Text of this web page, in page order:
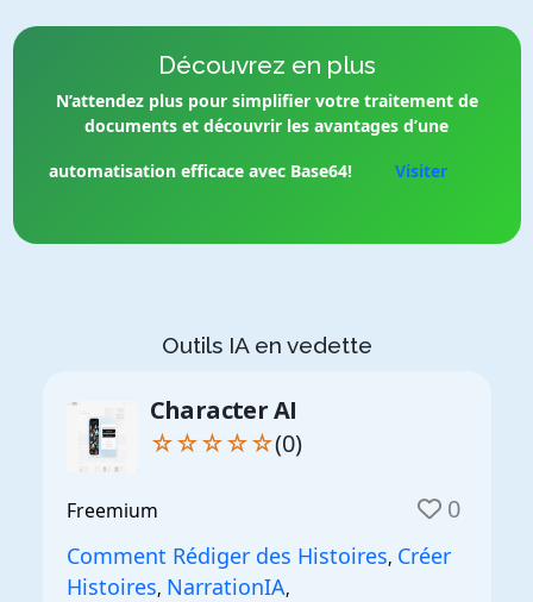
Découvrez en plus
N’attendez plus pour simplifier votre traitement de
documents et découvrir les avantages d’une
automatisation efficace avec Base64!
Visiter
Outils IA en vedette
Character AI
☆☆☆☆☆(0)
Freemium 0
Comment Rédiger des Histoires, Créer
Histoires, NarrationIA,